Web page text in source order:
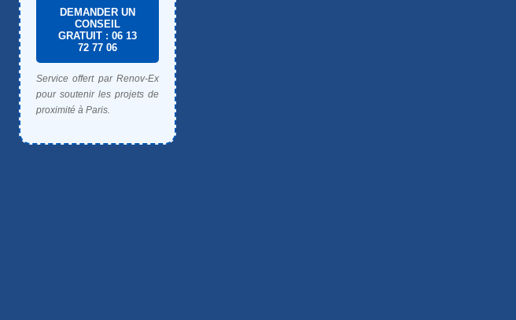
DEMANDER UN
CONSEIL
GRATUIT : 06 13
72 77 06
Service offert par Renov-Ex
pour soutenir les projets de
proximité à Paris.